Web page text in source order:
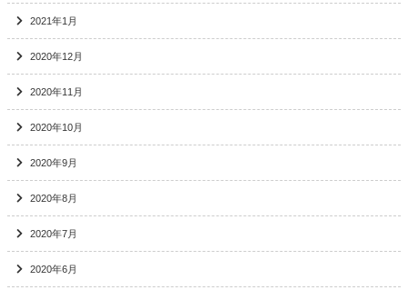
2021年1月
2020年12月
2020年11月
2020年10月
2020年9月
2020年8月
2020年7月
2020年6月